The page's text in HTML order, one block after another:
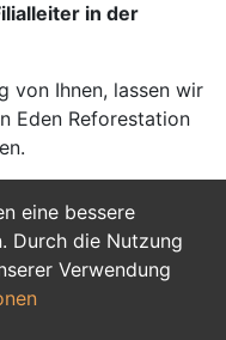
eine bessere
Durch die Nutzung
Verwendung
in der
von Ihnen, lassen wir
Eden Reforestation